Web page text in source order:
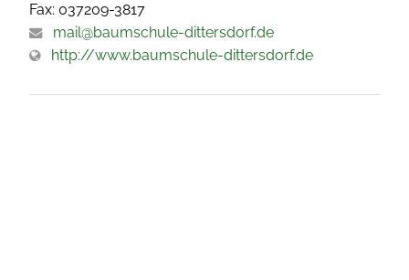
Fax: 037209-3817
mail@baumschule-dittersdorf.de
http://www.baumschule-dittersdorf.de